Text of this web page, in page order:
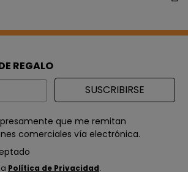
REGALO
SUSCRIBIRSE
to hear from us?
que me remitan
comerciales vía electrónica.
Política de Privacidad.